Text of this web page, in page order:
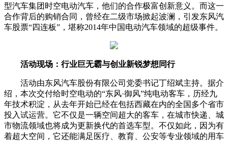
型汽车集团时空电动汽车，他们的合作极富创新意义。而这一
合作背后的购销合同，曾经在二级市场掀起波澜，引发东风汽
车股票“四连板”，堪称2014年中国电动汽车领域的超级事件。
活动现场：行业巨无霸与创业新锐梦想同行
活动由东风汽车股份有限公司党委书记丁绍斌主持。据介
绍，本次交付给时空电动的“东风·御风”纯电动客车，历经九
年技术积淀，从去年开始已经在包括西藏在内的全国多个省市
投入试运营。它不仅是一辆空间超大的客车，在城市快递、城
市物流领域也将成为更新换代的首选车型。不仅如此，因为有
着超大空间，它还能满足医疗、教育、公安等专业领域的用车